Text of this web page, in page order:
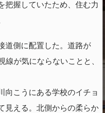
把握していたため、住む力
道側に配置した。道路が
が気にならないことと、
向こうにある学校のイチョ
見える。北側からの柔らか